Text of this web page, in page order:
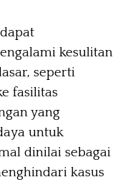
kesulitan
seperti
fasilitas
yang
untuk
dinilai sebagai
kasus